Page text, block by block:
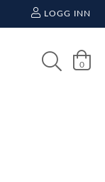
LOGG INN
0